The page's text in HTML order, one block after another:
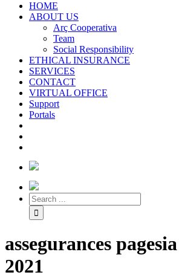
HOME
ABOUT US
Arç Cooperativa
Team
Social Responsibility
ETHICAL INSURANCE
SERVICES
CONTACT
VIRTUAL OFFICE
Support
Portals
assegurances
2021